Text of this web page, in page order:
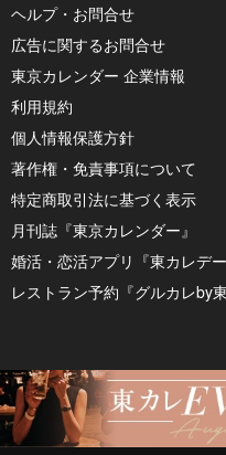
ヘルプ・お問合せ
広告に関するお問合せ
東京カレンダー 企業情報
利用規約
個人情報保護方針
著作権・免責事項について
特定商取引法に基づく表示
月刊誌『東京カレンダー』
婚活・恋活アプリ『東カレデー
レストラン予約『グルカレby